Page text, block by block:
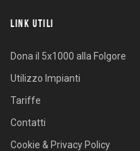
LINK UTILI
Dona il 5x1000 alla Folgore
Utilizzo Impianti
Tariffe
Contatti
Cookie & Privacy Policy